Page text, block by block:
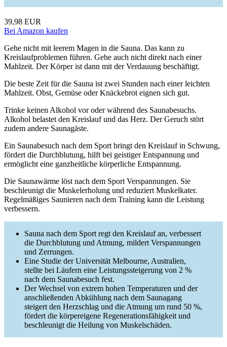
39,98 EUR
Bei Amazon kaufen
Gehe nicht mit leerem Magen in die Sauna. Das kann zu
Kreislaufproblemen führen. Gehe auch nicht direkt nach einer
Mahlzeit. Der Körper ist dann mit der Verdauung beschäftigt.
Die beste Zeit für die Sauna ist zwei Stunden nach einer leichten
Mahlzeit. Obst, Gemüse oder Knäckebrot eignen sich gut.
Trinke keinen Alkohol vor oder während des Saunabesuchs.
Alkohol belastet den Kreislauf und das Herz. Der Geruch stört
zudem andere Saunagäste.
Ein Saunabesuch nach dem Sport bringt den Kreislauf in Schwung,
fördert die Durchblutung, hilft bei geistiger Entspannung und
ermöglicht eine ganzheitliche körperliche Entspannung.
Die Saunawärme löst nach dem Sport Verspannungen. Sie
beschleunigt die Muskelerholung und reduziert Muskelkater.
Regelmäßiges Saunieren nach dem Training kann die Leistung
verbessern.
Sauna nach dem Sport regt den Kreislauf an, verbessert
die Durchblutung und Atmung, mildert Verspannungen
und Zerrungen.
Eine Studie der Universität Melbourne, Australien,
stellte bei Läufern eine Leistungssteigerung von 2 %
nach dem Saunabesuch fest.
Der Wechsel von extrem hohen Temperaturen und der
anschließenden Abkühlung nach dem Saunagang
steigert den Herzschlag und die Atmung um rund 50 %,
fördert die körpereigene Regenerationsfähigkeit und
beschleunigt die Heilung von Muskelschäden.